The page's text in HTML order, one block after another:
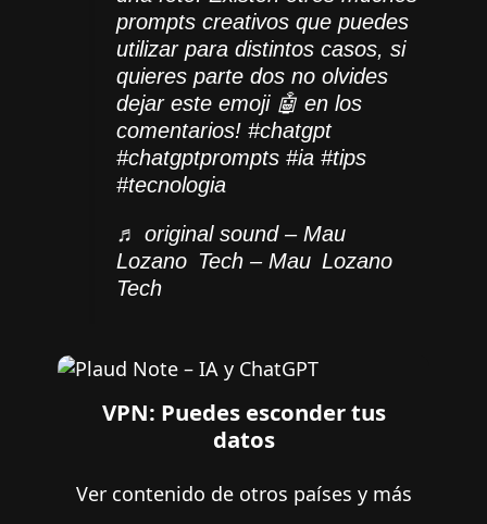
prompts creativos que puedes
utilizar para distintos casos, si
quieres parte dos no olvides
dejar este emoji 🤖 en los
comentarios!#chatgpt
#chatgptprompts #ia #tips
#tecnologia
♬ original sound – Mau
Lozano Tech – Mau Lozano
Tech
VPN: Puedes esconder tus
datos
Ver contenido de otros países y más